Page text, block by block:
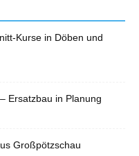
Kurse in Döben und
Ersatzbau in Planung
Großpötzschau